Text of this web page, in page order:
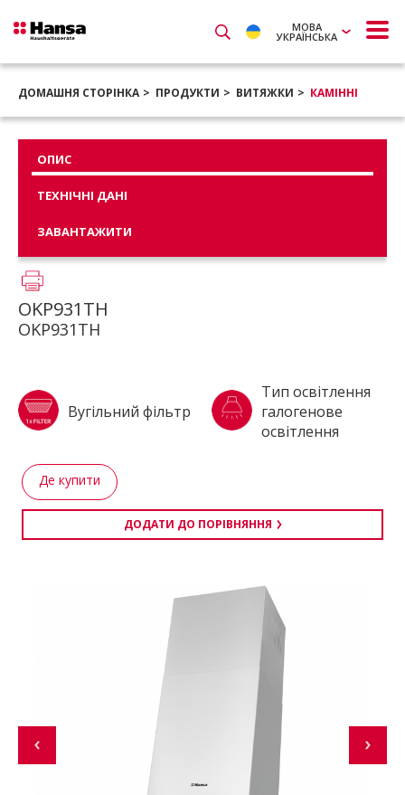
МОВА
УКРАЇНСЬКА
ДОМАШНЯ СТОРІНКА ПРОДУКТИ ВИТЯЖКИ КАМІННІ
ОПИС
ТЕХНІЧНІ ДАНІ
ЗАВАНТАЖИТИ
OKP931TH
OKP931TH
Вугільний фільтр
Тип освітлення
галогенове
освітлення
Де купити
ДОДАТИ ДО ПОРІВНЯННЯ